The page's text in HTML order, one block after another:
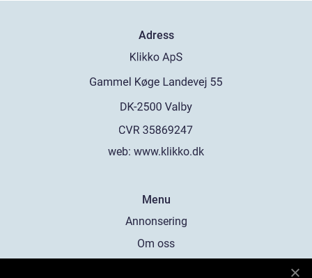
Adress
web: www.klikko.dk
Menu
Annonsering
Om oss